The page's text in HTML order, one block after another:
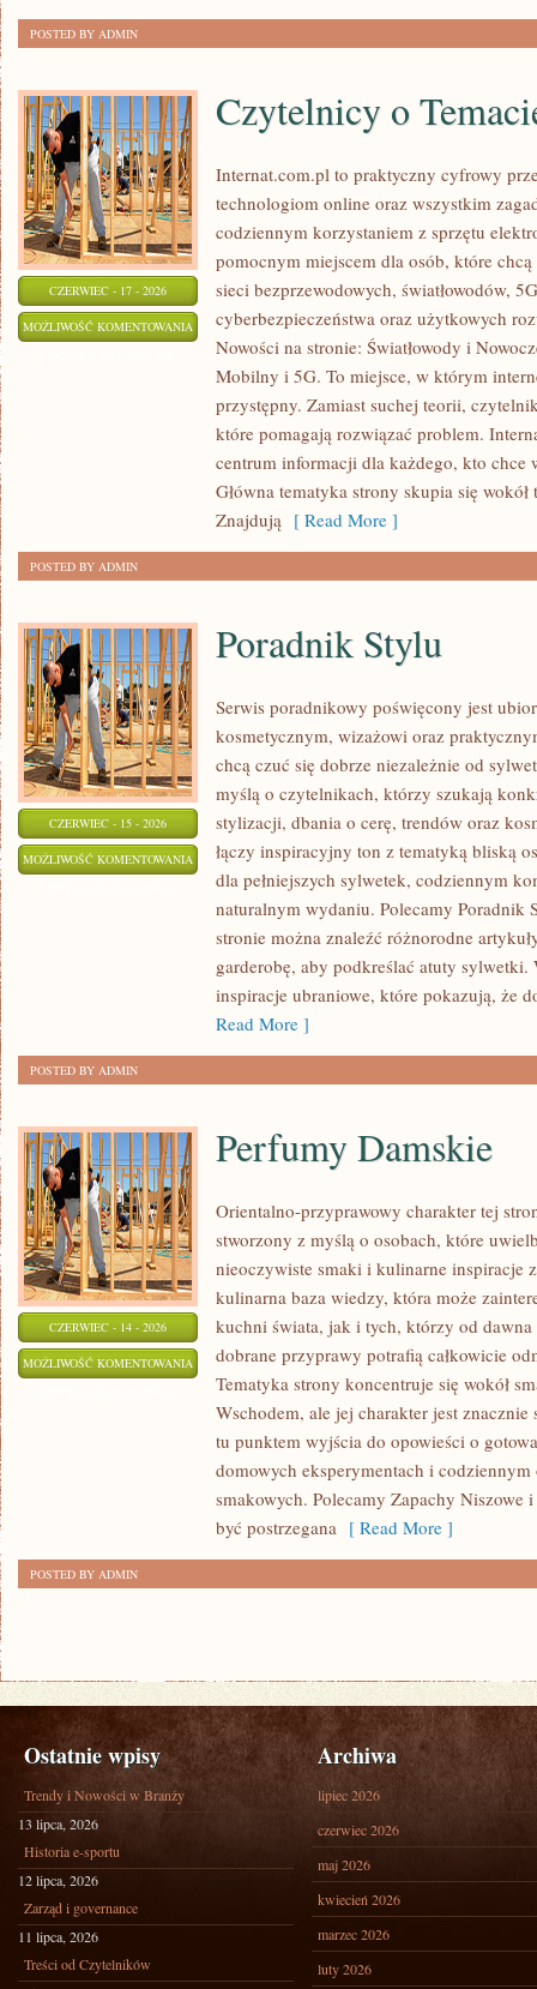
POSTED BY ADMIN
CZERWIEC - 17 - 2026
MOŻLIWOŚĆ KOMENTOWANIA CZYTELNICY
TEMACIE
Czytelnicy o
Internat.com.pl to praktyczny cyfrowy
technologiom online oraz wszystkim
codziennym korzystaniem z sprzętu
pomocnym miejscem dla osób, które
sieci bezprzewodowych, światłowodów,
cyberbezpieczeństwa oraz użytkowych
Nowości na stronie: Światłowody i
Mobilny i 5G. To miejsce, w którym
przystępny. Zamiast suchej teorii,
które pomagają rozwiązać problem.
centrum informacji dla każdego, kto chce
Główna tematyka strony skupia się
Znajdują [ Read More ]
POSTED BY ADMIN
CZERWIEC - 15 - 2026
MOŻLIWOŚĆ KOMENTOWANIA PORADNIK
STYLU
Poradnik Stylu
Serwis poradnikowy poświęcony jest
kosmetycznym, wizażowi oraz
chcą czuć się dobrze niezależnie od
myślą o czytelnikach, którzy szukają
stylizacji, dbania o cerę, trendów oraz
łączy inspiracyjny ton z tematyką bliską
dla pełniejszych sylwetek, codziennym
naturalnym wydaniu. Polecamy Poradnik
stronie można znaleźć różnorodne
garderobę, aby podkreślać atuty sylwetki.
inspiracje ubraniowe, które pokazują, że
Read More ]
POSTED BY ADMIN
CZERWIEC - 14 - 2026
MOŻLIWOŚĆ KOMENTOWANIA PERFUMY
DAMSKIE
Perfumy Damskie
Orientalno-przyprawowy charakter tej
stworzony z myślą o osobach, które
nieoczywiste smaki i kulinarne inspiracje
kulinarna baza wiedzy, która może
kuchni świata, jak i tych, którzy od
dobrane przyprawy potrafią całkowicie
Tematyka strony koncentruje się wokół
Wschodem, ale jej charakter jest
tu punktem wyjścia do opowieści o
domowych eksperymentach i
smakowych. Polecamy Zapachy Niszowe
być postrzegana [ Read More ]
POSTED BY ADMIN
Ostatnie wpisy
Trendy i Nowości w Branży
13 lipca, 2026
Historia e-sportu
12 lipca, 2026
Zarząd i governance
11 lipca, 2026
Treści od Czytelników
Archiwa
lipiec 2026
czerwiec 2026
maj 2026
kwiecień 2026
marzec 2026
luty 2026